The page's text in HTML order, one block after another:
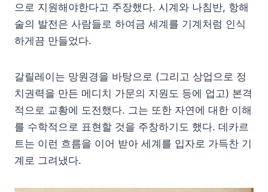
으로 지원해야한다고 주장했다. 시계와 나침반, 항해
술의 발전은 사람들로 하여금 세계를 기계처럼 인식
하게끔 만들었다.
갈릴레이는 망원경을 바탕으로 (그리고 상업으로 정
치권력을 만든 메디치 가문의 지원도 등에 업고) 본격
적으로 교황에 도전했다. 그는 또한 자연에 대한 이해
를 수학적으로 표현할 것을 주창하기도 했다. 데카르
트는 이런 흐름을 이어 받아 세계를 입자로 가득찬 기
계로 그려냈다.